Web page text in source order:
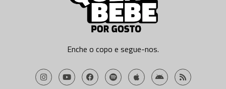
Enche o copo e segue-nos.